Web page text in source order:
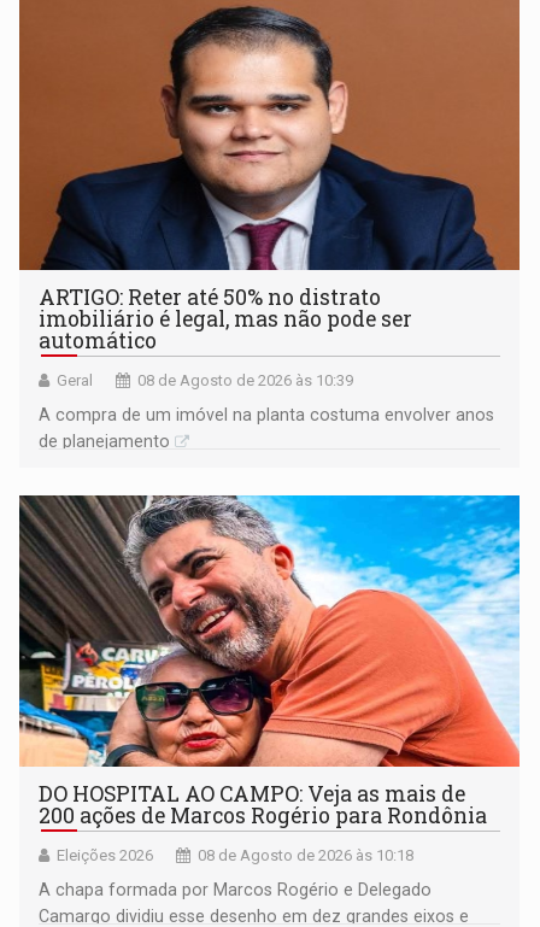
ARTIGO: Reter até 50% no distrato
imobiliário é legal, mas não pode ser
automático
Geral 08 de Agosto de 2026 às 10:39
A compra de um imóvel na planta costuma envolver anos
de planejamento
DO HOSPITAL AO CAMPO: Veja as mais de
200 ações de Marcos Rogério para Rondônia
Eleições 2026 08 de Agosto de 2026 às 10:18
A chapa formada por Marcos Rogério e Delegado
Camargo dividiu esse desenho em dez grandes eixos e